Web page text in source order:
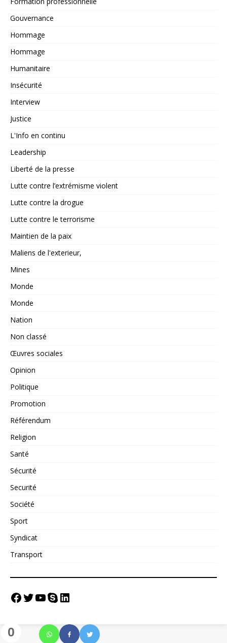
0
Gouvernance
Hommage
Hommage
Humanitaire
Insécurité
Interview
Justice
L'Info en continu
Leadership
Liberté de la presse
Lutte contre l’extrémisme violent
Lutte contre la drogue
Lutte contre le terrorisme
Maintien de la paix
Maliens de l'exterieur,
Mines
Monde
Monde
Nation
Non classé
Œuvres sociales
Opinion
Politique
Promotion
Référendum
Religion
Santé
Sécurité
Securité
Société
Sport
Syndicat
Transport